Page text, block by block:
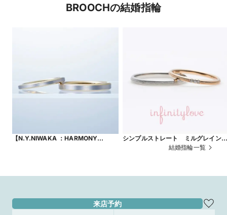
BROOCHの結婚指輪
【N.Y.NIWAKA ：HARMONY
シンプルストレート ミルグレインが
可愛い Drop ドロップ
結婚指輪一覧
来店予約